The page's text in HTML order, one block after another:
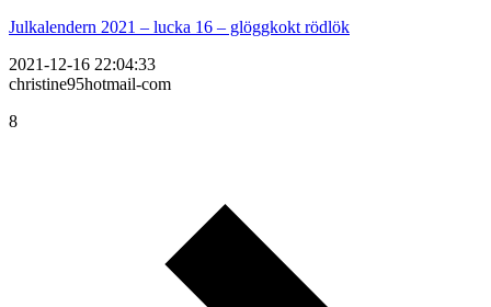
Julkalendern 2021 – lucka 16 – glöggkokt rödlök
2021-12-16 22:04:33
christine95hotmail-com
8